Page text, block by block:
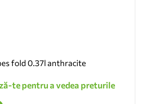
fold 0.37l anthracite
te pentru a vedea preturile